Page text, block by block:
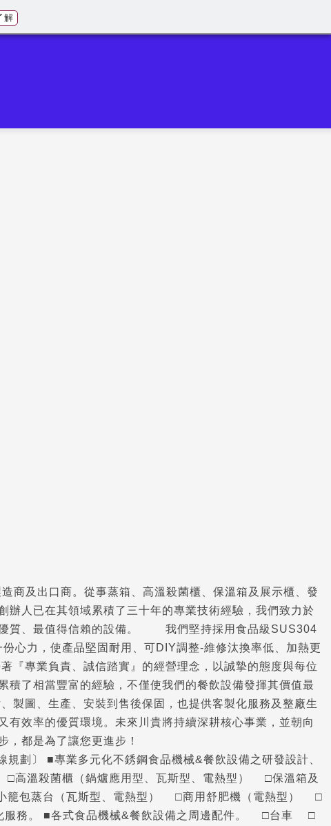
商及出口商。從事蒸箱、高溫殺菌櫃、保溫箱及展示櫃、發
人已在其領域累積了三十年的專業技術經驗，我們致力於
優質、最值得信賴的設備。 我們堅持採用食品級SUS304
心力，使產品堅固耐用、可DIY調整-維修汰換率低、加熱更
專業負責、誠信踏實』的經營理念，以誠摯的態度與每位
了相當豐富的經驗，不僅使我們的餐飲設備發揮其價值最
圖、生產、安裝到售後保固，也提供客製化服務及整廠生
效率的優質環境。未來川貴將持續深耕核心事業，並朝向
，都是為了讓您更進步！
劃〕 ■專業多元化不銹鋼食品機械&餐飲設備之研發設計、
高溫殺菌櫃（鍋爐應用型、瓦斯型、電熱型） □保溫箱及
包蒸台（瓦斯型、電熱型） □商用舒肥機（電熱型） □
服務。 ■各式食品機械&餐飲設備之周邊配件。 □台車 □
解